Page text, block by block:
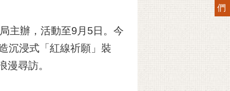
主辦，活動至9月5日。今
沉浸式「紅線祈願」裝
尋訪。
們